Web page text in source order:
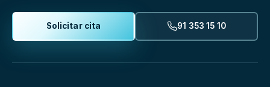
Solicitar cita 91 353 15 10